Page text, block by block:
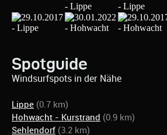
Spotguide
Windsurfspots in der Nähe
Lippe (0.7 km)
Hohwacht - Kurstrand (0.9 km)
Sehlendorf (3.2 km)